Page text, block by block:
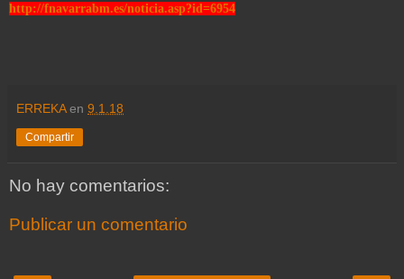
http://fnavarrabm.es/noticia.asp?id=6954
ERREKA en 9.1.18
Compartir
No hay comentarios:
Publicar un comentario